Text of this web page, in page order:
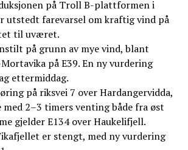
på Troll B-plattformen i
utstedt farevarsel om kraftig vind på
til uværet.
på grunn av mye vind, blant
på E39. En ny vurdering
ettermiddag.
på riksvei 7 over Hardangervidda,
med 2–3 timers venting både fra øst
gjelder E134 over Haukelifjell.
er stengt, med ny vurdering